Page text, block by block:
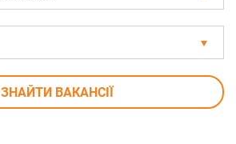
ЗНАЙТИ ВАКАНСІЇ